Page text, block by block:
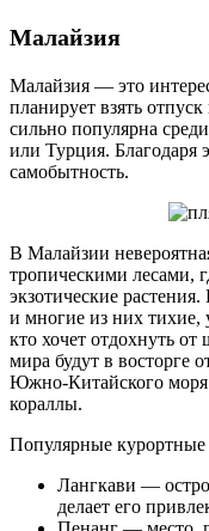
Малайзия
Малайзия — это
планирует взять
сильно популярна
или Турция. Благодаря
самобытность.
В Малайзии
тропическими лесами,
экзотические
и многие из них тихие,
кто хочет отдохнуть
мира будут в восторге
Южно-Китайского
кораллы.
Популярные курортные
Лангкави —
делает его